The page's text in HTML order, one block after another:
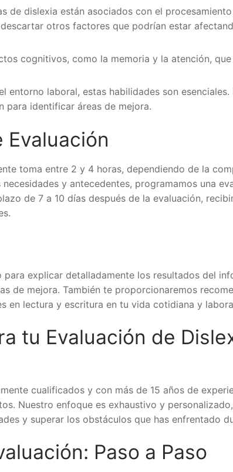
de dislexia están asociados con el
otros factores que podrían estar
cognitivos, como la memoria y la atención,
entorno laboral, estas habilidades son esenciales.
para identificar áreas de mejora.
Evaluación
toma entre 2 y 4 horas, dependiendo de la
y antecedentes, programamos una
de 7 a 10 días después de la evaluación,
explicar detalladamente los resultados del
de mejora. También te proporcionaremos
en lectura y escritura en tu vida cotidiana y
tu Evaluación de
cualificados y con más de 15 años de
Nuestro enfoque es exhaustivo y
y superar los obstáculos que has enfrentado
Paso a Paso